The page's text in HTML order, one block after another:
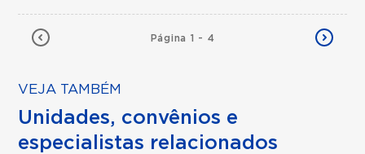
Página 1 - 4
VEJA TAMBÉM
Unidades, convênios e
especialistas relacionados